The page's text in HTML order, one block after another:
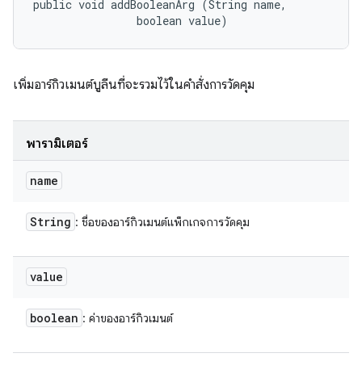
public void addBooleanArg (String name,
                boolean value)
เพิ่มอาร์กิวเมนต์บูลีนที่จะรวมไว้ในคำสั่งการวัดคุม
พารามิเตอร์
name
String : ชื่อของอาร์กิวเมนต์แพ็กเกจการวัดคุม
value
boolean : ค่าของอาร์กิวเมนต์